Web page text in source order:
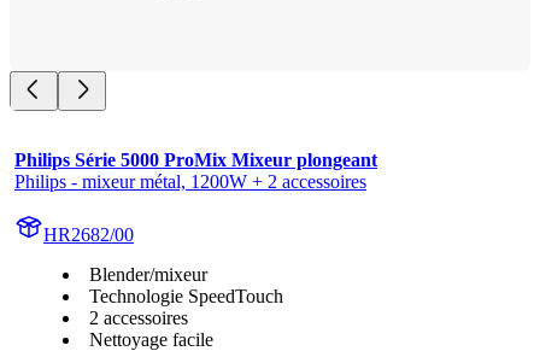
Philips Série 5000 ProMix Mixeur plongeant
Philips - mixeur métal, 1200W + 2 accessoires
HR2682/00
Blender/mixeur
Technologie SpeedTouch
2 accessoires
Nettoyage facile